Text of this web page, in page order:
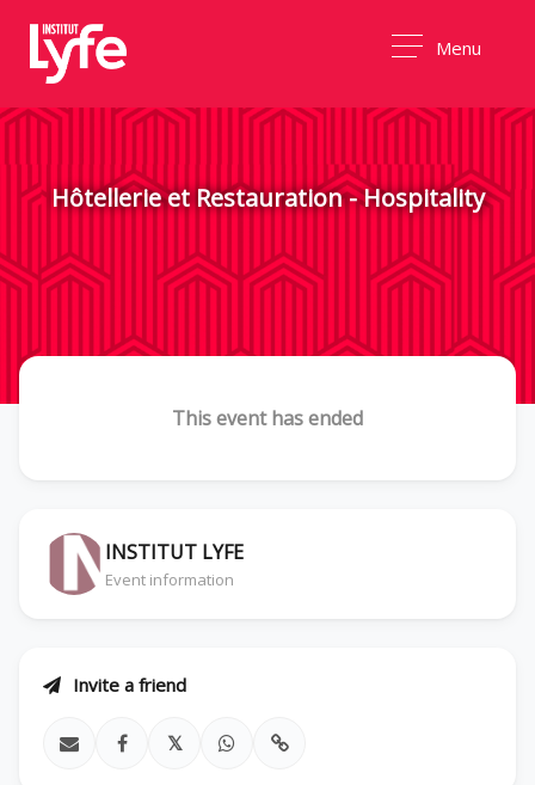
Menu
Hôtellerie et Restauration - Hospitality
This event has ended
INSTITUT LYFE
Event information
Invite a friend
𝕏